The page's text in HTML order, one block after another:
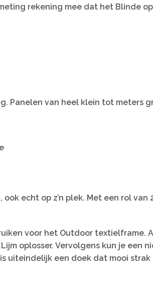
rekening mee dat het Blinde
Panelen van heel klein tot meters
echt op z’n plek. Met een rol
voor het Outdoor textielframe.
oplosser. Vervolgens kun je een
uiteindelijk een doek dat mooi strak